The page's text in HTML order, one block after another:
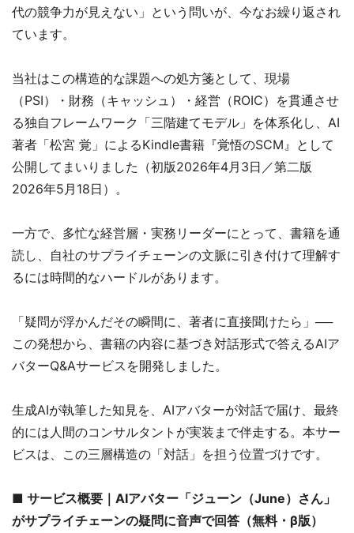
代の競争力が見えない」という問いが、今なお繰り返され
ています。
当社はこの構造的な課題への処方箋として、現場
（PSI）・財務（キャッシュ）・経営（ROIC）を貫通させ
る独自フレームワーク「三階建てモデル」を体系化し、AI
著者「松宮 覚」によるKindle書籍『覚悟のSCM』として
公開してまいりました（初版2026年4月3日／第二版
2026年5月18日）。
一方で、多忙な経営層・実務リーダーにとって、書籍を通
読し、自社のサプライチェーンの文脈に引き付けて理解す
るには時間的なハードルがあります。
「疑問が浮かんだその瞬間に、著者に直接聞けたら」──
この発想から、書籍の内容に基づき対話形式で答えるAIア
バターQ&Aサービスを開発しました。
生成AIが執筆した知見を、AIアバターが対話で届け、最終
的には人間のコンサルタントが実装まで伴走する。本サー
ビスは、この三層構造の「対話」を担う位置づけです。
■ サービス概要｜AIアバター「ジューン（June）さん 」
がサプライチェーンの疑問に音声で回答（無料・β版）